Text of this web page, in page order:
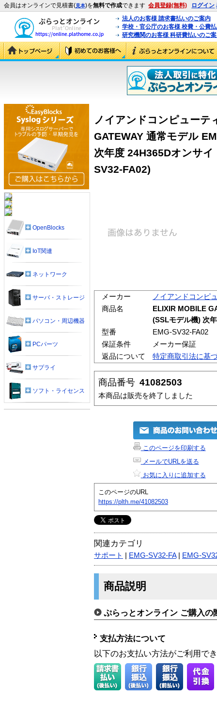
会員はオンラインで見積書(見本)を無料で作成できます 会員登録(無料) ログイン
法人のお客様 請求書払いのご案内
学校・官公庁のお客様 校費・公費
研究機関のお客様 科研費払いのご
ノイアンドコンピューテ
GATEWAY 通常モデル
次年度 24H365Dオンサ
SV32-FA02)
メーカー
ノイアンドコンピ
商品名
ELIXIR MOBILE
(SSLモデル機) 次
型番
EMG-SV32-FA02
保証条件
メーカー保証
返品について
特定商取引法に基
商品番号 41082503
本商品は販売を終了しました
このページを印刷する
メールでURLを送る
お気に入りに追加する
このページのURL
https://plth.me/41082503
関連カテゴリ
サポート EMG-SV32-FA| EMG-
商品説明
ぷらっとオンライン ご購入の
支払方法について
以下のお支払い方法がご利用で
OpenBlocks
IoT関連
ネットワーク
サーバ・ストレージ
パソコン・周辺機器
PCパーツ
サプライ
ソフト・ライセンス